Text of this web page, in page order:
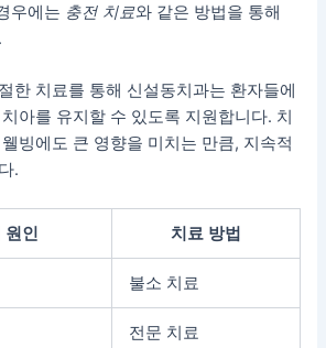
우에는 충전 치료와 같은 방법을 통해
한 치료를 통해 신설동치과는 환자들에
아를 유지할 수 있도록 지원합니다. 치
빙에도 큰 영향을 미치는 만큼, 지속적
.
원인 치료 방법
불소 치료
전문 치료